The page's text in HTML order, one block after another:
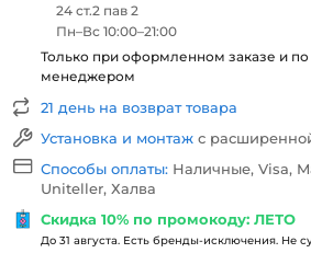
24 ст.2 пав 2
Пн–Вс 10:00–21:00
Только при оформленном заказе и по
менеджером
21 день на возврат товара
Установка и монтаж с
Способы оплаты: Наличные, Visa,
Uniteller, Халва
Скидка 10% по промокоду: ЛЕТО
До 31 августа. Есть бренды-исключения. Не